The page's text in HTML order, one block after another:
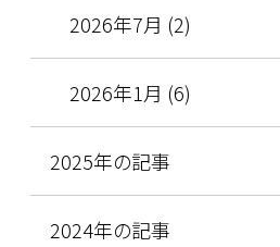
2026年7月 (2)
2026年1月 (6)
2025年の記事
2024年の記事